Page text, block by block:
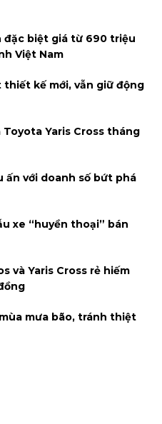
đặc biệt giá từ 690 triệu
Việt Nam
thiết kế mới, vẫn giữ động
Yaris Cross tháng
ấn với doanh số bứt phá
xe “huyền thoại” bán
và Yaris Cross rẻ hiếm
mưa bão, tránh thiệt